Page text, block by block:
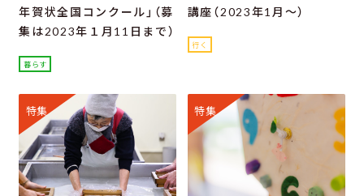
年賀状全国コンクール」（募
集は2023年１月11日まで）
暮らす
講座（2023年1月～）
行く
特集 特集